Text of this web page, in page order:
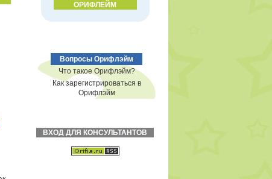
ОРИФЛЕЙМ
Вопросы Орифлэйм
Что такое Орифлэйм?
Как зарегистрироваться в
Орифлэйм
ВХОД ДЛЯ КОНСУЛЬТАНТОВ